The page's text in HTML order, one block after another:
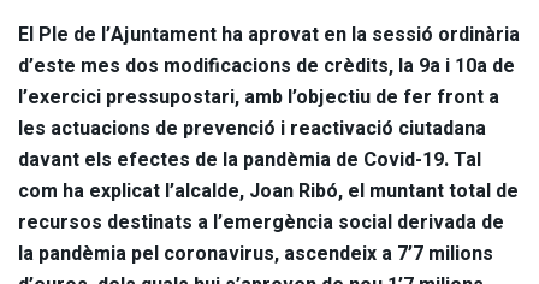
El Ple de l’Ajuntament ha aprovat en la sessió ordinària
d’este mes dos modificacions de crèdits, la 9a i 10a de
l’exercici pressupostari, amb l’objectiu de fer front a
les actuacions de prevenció i reactivació ciutadana
davant els efectes de la pandèmia de Covid-19. Tal
com ha explicat l’alcalde, Joan Ribó, el muntant total de
recursos destinats a l’emergència social derivada de
la pandèmia pel coronavirus, ascendeix a 7’7 milions